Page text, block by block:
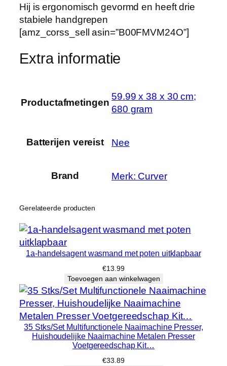
r
,
5
L
e
e
l
h
d
Hij is ergonomisch gevormd en heeft drie
stabiele handgrepen
[amz_corss_sell asin=”B00FMVM24O”]
Extra informatie
Productafmetingen
‎59.99 x 38 x 30 cm;
680 gram
Batterijen vereist ‎Nee
Brand Merk: Curver
Gerelateerde producten
1a-handelsagent wasmand met poten uitklapbaar
€13.99
Toevoegen aan winkelwagen
35 Stks/Set Multifunctionele Naaimachine Presser,
Huishoudelijke Naaimachine Metalen Presser
Voetgereedschap Kit…
€33.89